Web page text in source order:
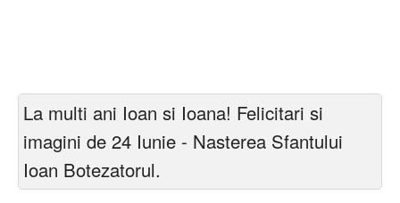
La multi ani Ioan si Ioana! Felicitari si
imagini de 24 Iunie - Nasterea Sfantului
Ioan Botezatorul.